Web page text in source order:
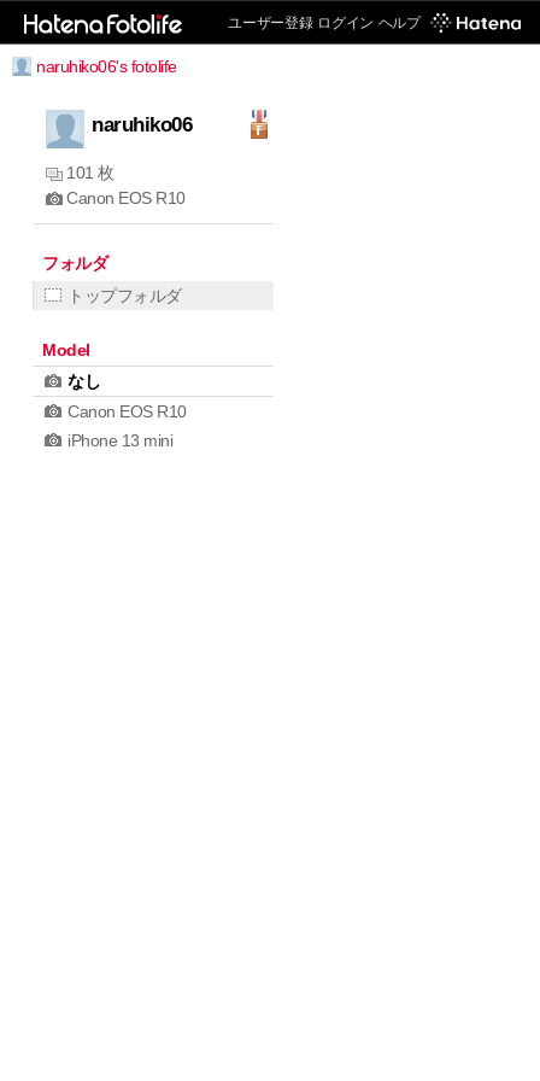
ユーザー登録 ログイン ヘルプ
naruhiko06's fotolife
naruhiko06
101 枚
Canon EOS R10
フォルダ
トップフォルダ
Model
なし
Canon EOS R10
iPhone 13 mini